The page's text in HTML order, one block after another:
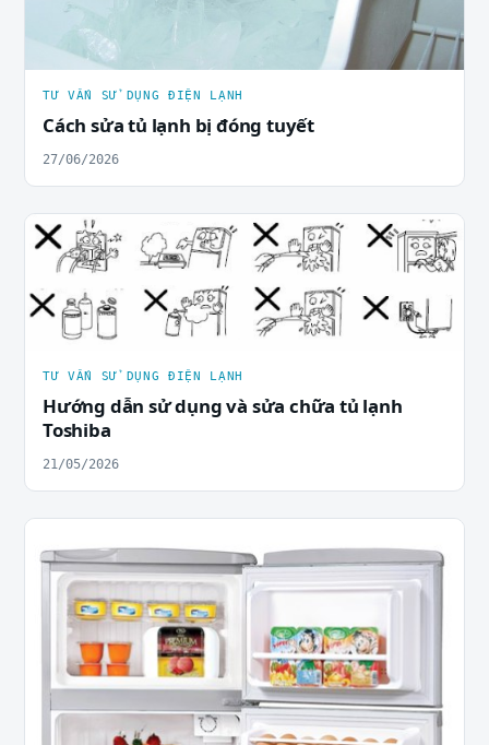
TƯ VẤN SỬ DỤNG ĐIỆN LẠNH
Cách sửa tủ lạnh bị đóng tuyết
27/06/2026
TƯ VẤN SỬ DỤNG ĐIỆN LẠNH
Hướng dẫn sử dụng và sửa chữa tủ lạnh
Toshiba
21/05/2026